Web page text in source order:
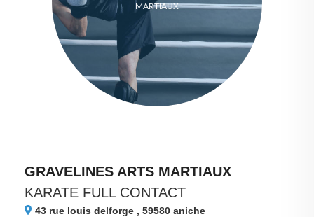
MARTIAUX
GRAVELINES ARTS MARTIAUX
KARATE FULL CONTACT
43 rue louis delforge , 59580 aniche